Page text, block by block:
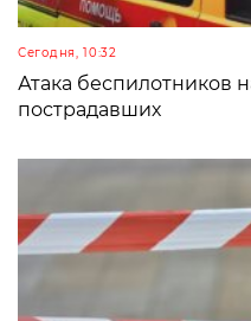
Сегодня, 10:32
Атака беспилотников
пострадавших